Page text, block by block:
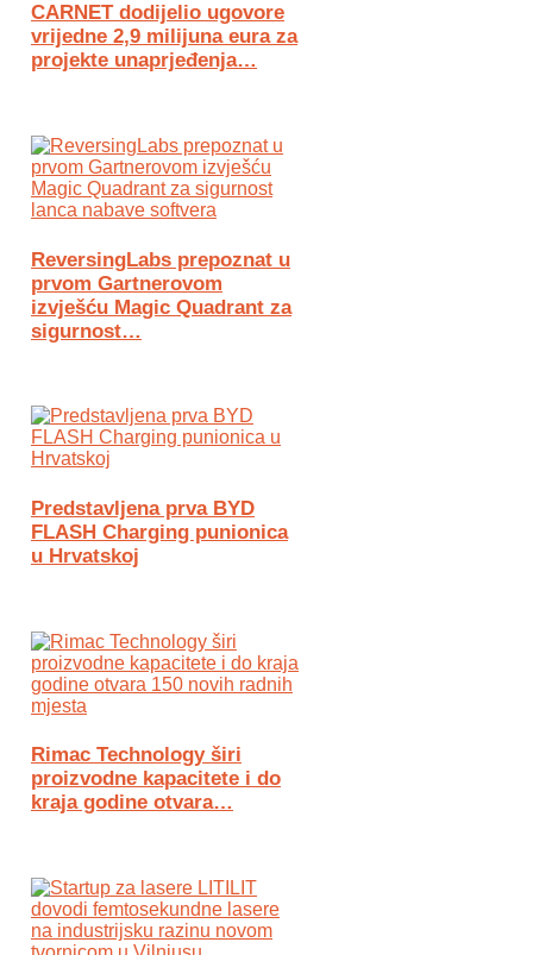
CARNET dodijelio ugovore
vrijedne 2,9 milijuna eura za
projekte unaprjeđenja…
ReversingLabs prepoznat u
prvom Gartnerovom
izvješću Magic Quadrant za
sigurnost…
Predstavljena prva BYD
FLASH Charging punionica
u Hrvatskoj
Rimac Technology širi
proizvodne kapacitete i do
kraja godine otvara…